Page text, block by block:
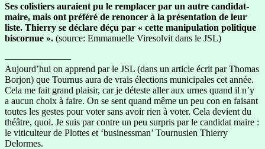
Ses colistiers auraient pu le remplacer par un autre candidat-
maire, mais ont préféré de renoncer à la présentation de leur
liste. Thierry se déclare déçu par « cette manipulation politique
biscornue ». (source: Emmanuelle Viresolvit dans le JSL)
———————
Aujourd’hui on apprend par le JSL (dans un article écrit par Thomas
Borjon) que Tournus aura de vrais élections municipales cet année.
Cela me fait grand plaisir, car je déteste aller aux urnes quand il n’y
a aucun choix à faire. On se sent quand même un peu con en faisant
toutes les gestes pour voter sans avoir rien à voter. Cela devient du
théâtre, quoi. Je suis par contre un peu surpris par le candidat maire :
le viticulteur de Plottes et ‘businessman’ Tournusien Thierry
Delormes.